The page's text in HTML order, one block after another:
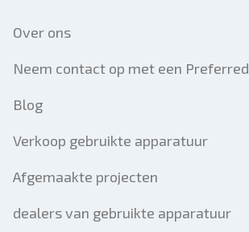
Over ons
Neem contact op met een
Blog
Verkoop gebruikte apparatuur
Afgemaakte projecten
dealers van gebruikte apparatuur